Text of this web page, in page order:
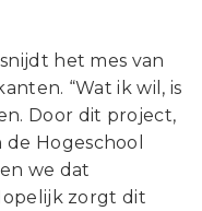
het mes van
“Wat ik wil, is
Door dit project,
Hogeschool
we dat
zorgt dit